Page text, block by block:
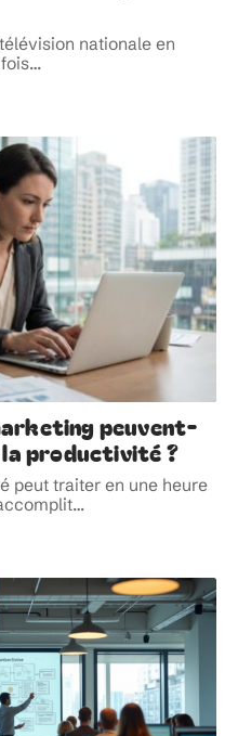
nationale en
…
peuvent-
productivité ?
peut traiter en une heure
…